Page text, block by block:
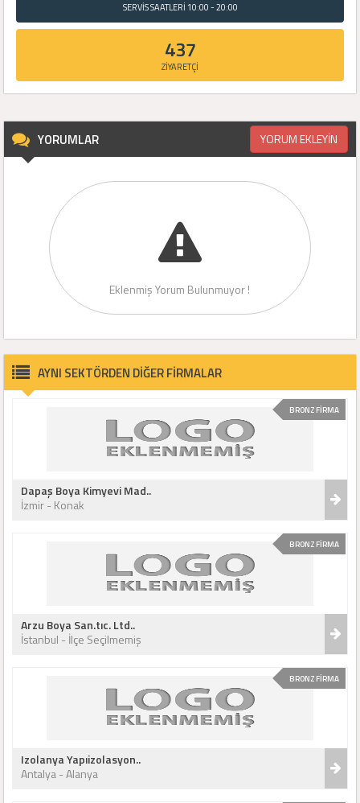
SERVİS SAATLERİ 10:00 - 20:00
437
ZİYARETÇİ
YORUMLAR YORUM EKLEYİN
Eklenmiş Yorum Bulunmuyor !
AYNI SEKTÖRDEN DİĞER FİRMALAR
BRONZ FİRMA
Dapaş Boya Kimyevi Mad..
İzmir - Konak
BRONZ FİRMA
Arzu Boya San.tıc. Ltd..
İstanbul - İlçe Seçilmemiş
BRONZ FİRMA
Izolanya Yapıizolasyon..
Antalya - Alanya